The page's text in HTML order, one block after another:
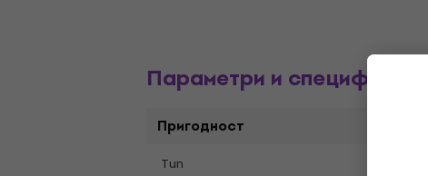
Параметри и спецификации
Пригодност
Tип